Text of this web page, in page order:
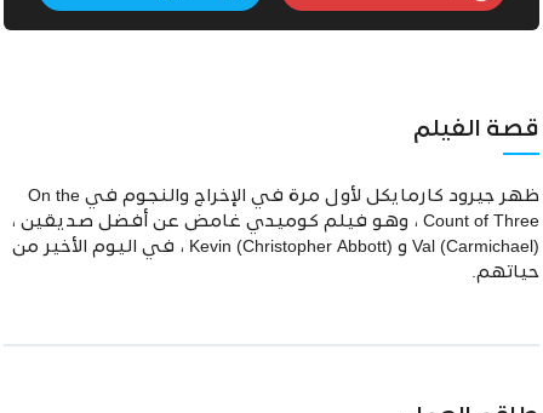
قصة الفيلم
ظهر جيرود كارمايكل لأول مرة في الإخراج والنجوم في On the
Count of Three ، وهو فيلم كوميدي غامض عن أفضل صديقين ،
Val (Carmichael) و Kevin (Christopher Abbott) ، في اليوم الأخير من
حياتهم.